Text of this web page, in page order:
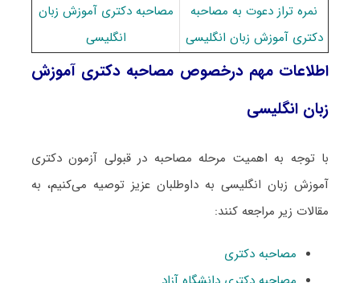
نمره تراز دعوت به مصاحبه
دکتری آﻣﻮزش زﺑﺎن انگلیسی
مصاحبه دکتری آﻣﻮزش زﺑﺎن
انگلیسی
اطلاعات مهم درخصوص مصاحبه دکتری آﻣﻮزش
زﺑﺎن انگلیسی
با توجه به اهمیت مرحله مصاحبه در قبولی آزمون دکتری
آﻣﻮزش زﺑﺎن انگلیسی به داوطلبان عزیز توصیه می‌کنیم، به
مقالات زیر مراجعه کنند:
مصاحبه دکتری